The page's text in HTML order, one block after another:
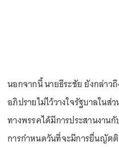
นอกจากนี้ นายธีระชัย ยังกล่าว
อภิปรายไม่ไว้วางใจรัฐบาลในส่
ทางพรรคได้มีการประสานงาน
การกำหนดวันที่จะมีการยื่นญัต